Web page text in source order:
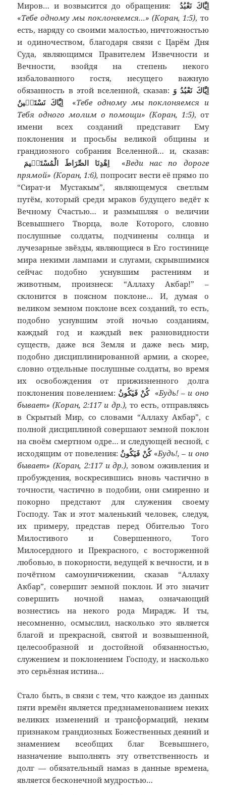
Миров… и возвысится до обращения:
اِيَّاكَ نَعْبُدُ
«Тебе одному мы поклоняемся…» (Коран, 1:5), то
есть, наряду со своими малостью, ничтожностью
и одиночеством, благодаря связи с Царём Дня
Суда, являющимся Правителем Извечности и
Вечности, взойдя на степень некого
избалованного гостя, несущего важную
обязанность в этой вселенной, сказав:
اِيَّاكَ نَسْتَعٖينُ«Тебе одному мы поклоняемся и
Тебя одного молим о помощи» (Коран, 1:5), от
имени всех созданий представит Ему
поклонения и просьбы великой общины и
грандиозного собрания Вселенной… и, сказав:
اِهْدِنَا الصِّرَاطَ الْمُسْتَقٖيمَ«Веди нас по дороге
прямой» (Коран, 1:6),попросит вести её прямо по
“Сират-и Мустакым”, являющемуся светлым
путём, который среди мраков будущего ведёт к
Вечному Счастью… и размышляя о величии
Всевышнего Творца, воле Которого, словно
послушные солдаты, подчинены солнца и
лучезарные звёзды, являющиеся в Его гостинице
мира некими лампами и слугами, скрывшимися
сейчас подобно уснувшим растениям и
животным, произнеся: “Аллаху Акбар!” –
склонится в поясном поклоне… И, думая о
великом земном поклоне всех созданий, то есть,
подобно уснувшим этой ночью созданиям,
каждый год и каждый век разновидности
существ, даже вся Земля и даже весь мир,
подобно дисциплинированной армии, а скорее,
словно отдельные послушные солдаты, во время
их освобождения от прижизненного долга
поклонения повелением:
كُنْ فَيَكُونُ «Будь! – и оно
бывает» (Коран, 2:117 и др.), то есть, отправляясь
в Скрытый Мир, со словами “Аллаху Акбар”, с
полной дисциплиной совершают земной поклон
на своём смертном одре… и следующей весной, с
исходящим от повеления: كُنْ فَيَكُونُ«Будь!, – и оно
бывает» (Коран, 2:117 и др.), зовом оживления и
пробуждения, воскресившись вновь частично в
точности, частично в подобии, они смиренно и
покорно предстают для служения своему
Господу. Так и этот маленький человек, следуя,
их примеру, представ перед Обителью Того
Милостивого и Совершенного, Того
Милосердного и Прекрасного, с восторженной
любовью, в покорности, ведущей к вечности, и в
почётном самоуничижении, сказав “Аллаху
Акбар”, совершит земной поклон. И это значит
совершить ночной намаз, означающий
вознестись на некого рода Мирадж. И ты,
несомненно, осмыслил, насколько это является
благой и прекрасной, святой и возвышенной,
целесообразной и достойной обязанностью,
служением и поклонением Господу, и насколько
это серьёзная истина…
Стало быть, в связи с тем, что каждое из данных
пяти времён является предзнаменованием неких
великих изменений и трансформаций, неким
признаком грандиозных Божественных деяний и
знамением всеобщих благ Всевышнего,
назначение выполнять эту ответственность и
долг — обязательный намаз в данные времена,
является бесконечной мудростью…